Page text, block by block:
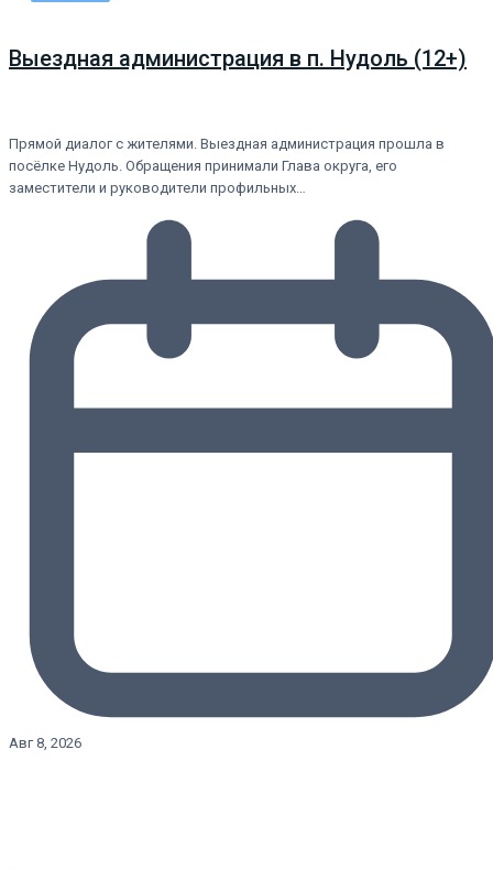
Выездная администрация в п. Нудоль (12+)
Прямой диалог с жителями. Выездная администрация прошла в
посёлке Нудоль. Обращения принимали Глава округа, его
заместители и руководители профильных…
Авг 8, 2026